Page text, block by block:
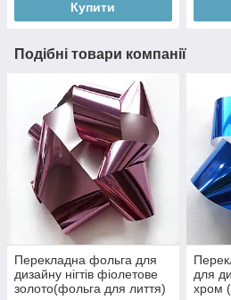
Купити
Подібні товари компанії
Перекладна фольга для
дизайну нігтів фіолетове
золото(фольга для лиття)
для
хром